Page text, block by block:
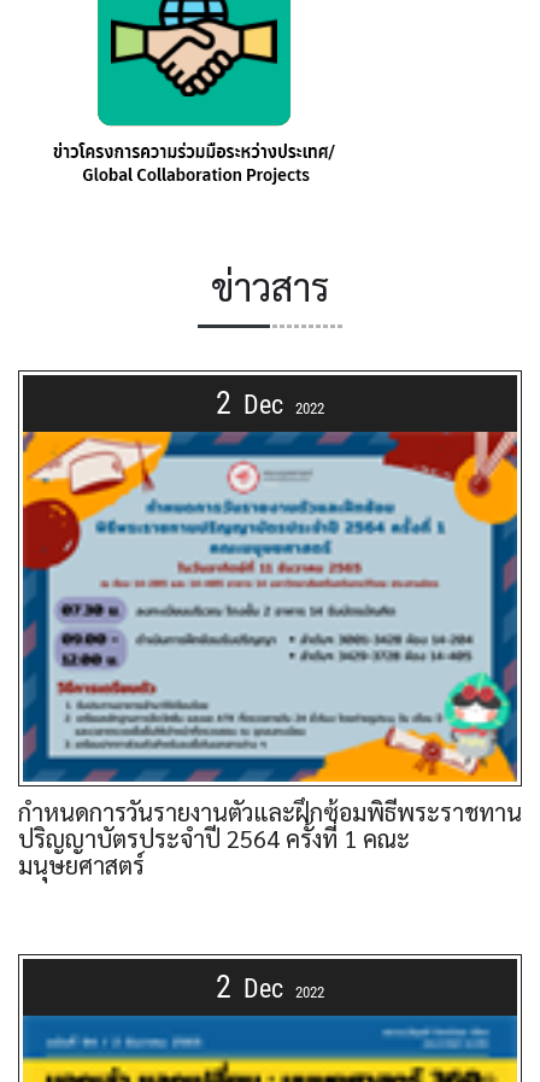
ข่าวสาร
2 Dec 2022
กำหนดการวันรายงานตัวและฝึกซ้อมพิธีพระราชทาน
ปริญญาบัตรประจำปี 2564 ครั้งที่ 1 คณะ
มนุษยศาสตร์
2 Dec 2022